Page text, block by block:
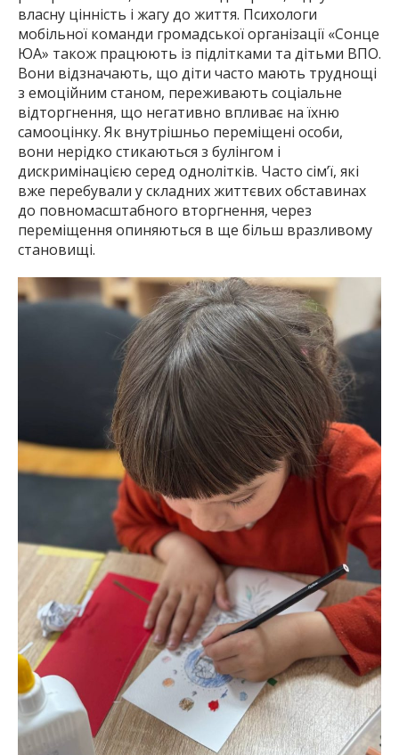
власну цінність і жагу до життя. Психологи
мобільної команди громадської організації «Сонце
ЮА» також працюють із підлітками та дітьми ВПО.
Вони відзначають, що діти часто мають труднощі
з емоційним станом, переживають соціальне
відторгнення, що негативно впливає на їхню
самооцінку. Як внутрішньо переміщені особи,
вони нерідко стикаються з булінгом і
дискримінацією серед однолітків. Часто сім’ї, які
вже перебували у складних життєвих обставинах
до повномасштабного вторгнення, через
переміщення опиняються в ще більш вразливому
становищі.